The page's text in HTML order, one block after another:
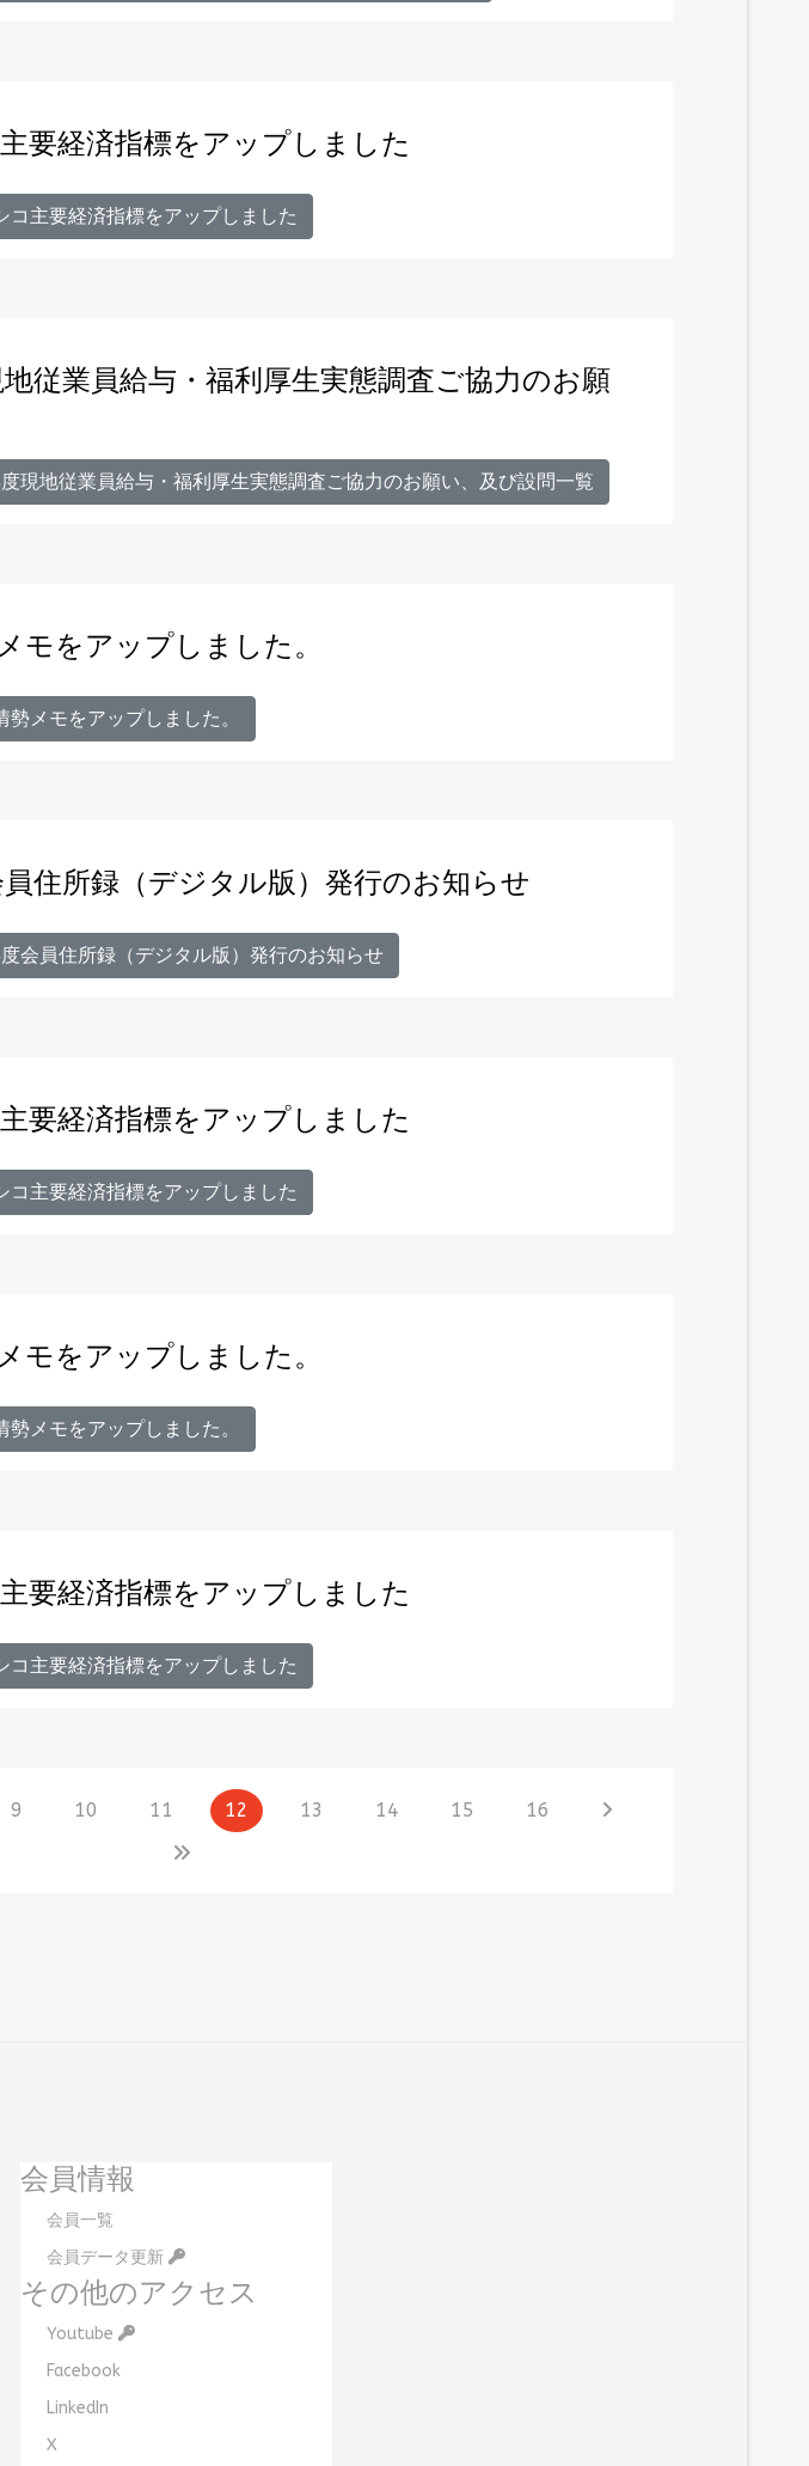
要経済指標をアップしました
主要経済指標をアップしました
従業員給与・福利厚生実態調査ご協力のお願
地従業員給与・福利厚生実態調査ご協力のお願い、及び設問一覧
をアップしました。
メモをアップしました。
住所録（デジタル版）発行のお知らせ
員住所録（デジタル版）発行のお知らせ
要経済指標をアップしました
主要経済指標をアップしました
をアップしました。
メモをアップしました。
要経済指標をアップしました
主要経済指標をアップしました
9 10 11 12 13 14 15 16
会員情報
会員一覧
会員データ更新
その他のアクセス
Youtube
Facebook
LinkedIn
X